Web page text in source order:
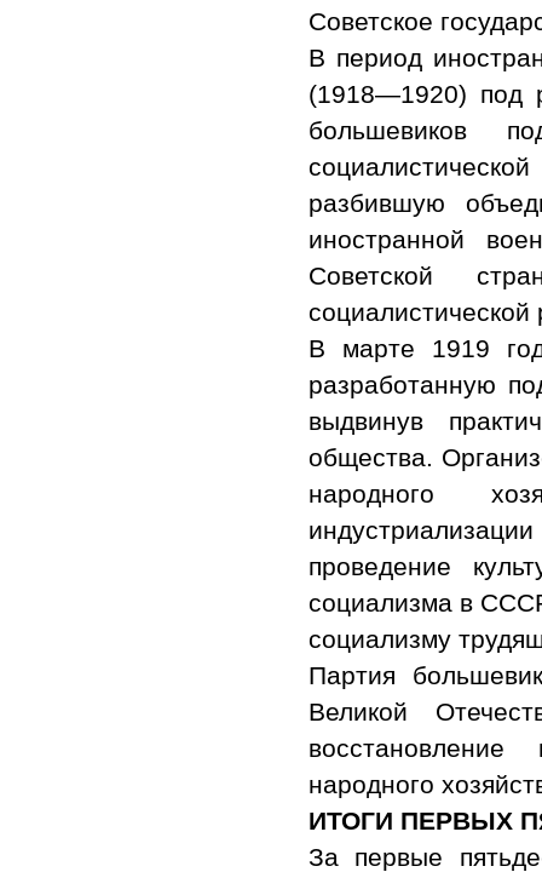
Советское
В период
(1918—1920) под
большевиков
разбившую
иностранной
Советской
В марте 1919
разработанную
выдвинув
общества.
народного
проведение
социализма в
социализму
Партия
Великой
народного
ИТОГИ ПЕРВЫХ
За первые